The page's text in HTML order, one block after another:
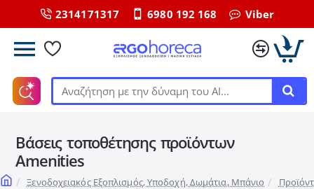
2314171317 6980 192 168 Viber
Αναζήτηση
δύναμη
του
ΑΙ...
Βάσεις τοποθέτησης προϊόντων
Amenities
homeΞενοδοχειακός Εξοπλισμός, Υποδοχή, Δωμάτια, Μπάνιο